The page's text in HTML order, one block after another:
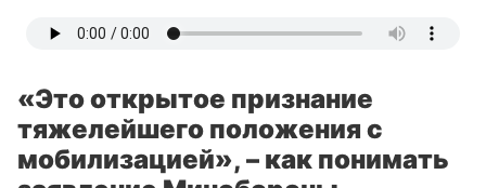
«Это открытое признание
тяжелейшего положения с
мобилизацией», – как понимать